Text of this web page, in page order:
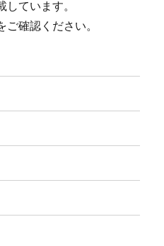
しています。
確認ください。